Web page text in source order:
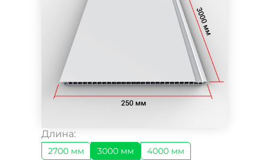
Длина:
2700 мм 3000 мм 4000 мм